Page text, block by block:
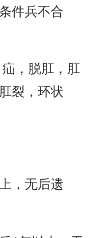
件兵不合
，脱肛，肛
裂，环状
，无后遗